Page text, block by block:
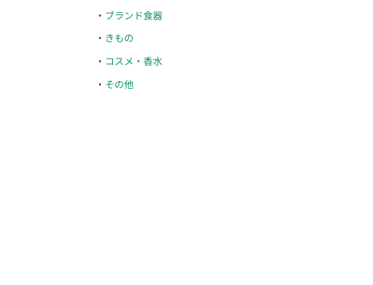
ブランド食器
きもの
コスメ・香水
その他